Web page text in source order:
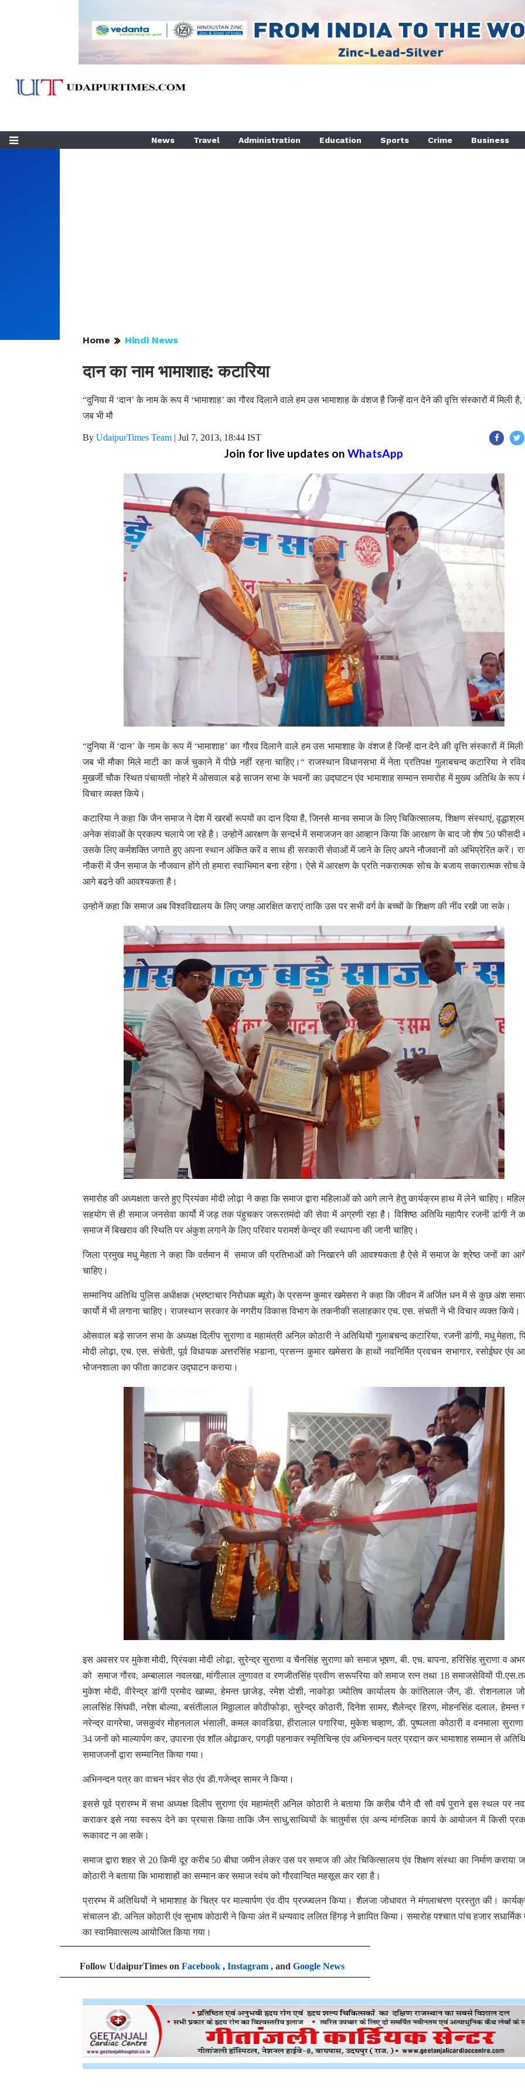
News Travel Administration Education Sports Crime Business
Home Hindi News
दान का नाम भामाशाह: कटारिया
“दुनिया में ‘दान’ के नाम के रूप में ‘भामाशाह’ का गौरव दिलाने वाले हम उस भामाशाह के वंशज है जिन्हें दान देने की वृत्ति संस्कारों में मिली है,
जब भी मौ
By UdaipurTimes Team | Jul 7, 2013, 18:44 IST
Join for live updates on WhatsApp
“दुनिया में ‘दान’ के नाम के रूप में ‘भामाशाह’ का गौरव दिलाने वाले हम उस भामाशाह के वंशज है जिन्हें दान देने की वृत्ति संस्कारों में
जब भी मौका मिले माटी का कर्ज चुकाने में पीछे नहीं रहना चाहिए।“ राजस्थान विधानसभा में नेता प्रतिपक्ष गुलाबचन्द कटारिया ने
मुखर्जी चौक स्थित पंचायती नोहरे में ओसवाल बड़े साजन सभा के भवनों का उद्घाटन एंव भामाशाह सम्मान समारोह में मुख्य अतिथि के रूप
विचार व्यक्त किये।
कटारिया ने कहा कि जैन समाज ने देश में खरबों रूपयों का दान दिया है, जिनसे मानव समाज के लिए चिकित्सालय, शिक्षण संस्थाएं,
अनेक संवाओं के प्रकल्प चलाये जा रहे है। उन्होनें आरक्षण के सन्दर्भ में समाजजन का आव्हान किया कि आरक्षण के बाद जो शेष 50 फीसदी
उसके लिए कर्मशक्ति जगाते हुए अपना स्थान अंकित करें व साथ ही सरकारी सेवाओं में जाने के लिए अपने नौजवानों को अभिप्रेरित करें।
नौकरी में जैन समाज के नौजवान होंगे तो हमारा स्वाभिमान बना रहेगा। ऐसे में आरक्षण के प्रति नकरात्मक सोच के बजाय सकारात्मक सोच
आगे बढऩे की आवश्यकता है।
उन्होनें कहा कि समाज अब विश्वविद्यालय के लिए जगह आरक्षित कराएं ताकि उस पर सभी वर्ग के बच्चों के शिक्षण की नींव रखी जा सके।
समारोह की अध्यक्षता करते हुए प्रियंका मोदी लोढ़ा ने कहा कि समाज द्वारा महिलाओं को आगे लाने हेतु कार्यक्रम हाथ में लेने चाहिए।
सहयोग से ही समाज जनसेवा कार्यो में जड़ तक पंहुचकर जरूरतमंदो की सेवा में अग्रणी रहा है। विशिष्ठ अतिथि महापैार रजनी डांगी ने
समाज में बिखराव की स्थिति पर अंकुश लगाने के लिए परिवार परामर्श केन्द्र की स्थापना की जानी चाहिए।
जिला प्रमुख मधु मेहता ने कहा कि वर्तमान में समाज की प्रतिभाओं को निखारने की आवश्यकता है ऐसे में समाज के श्रेष्ठ जनों का
चाहिए।
सम्मानिय अतिथि पुलिस अधीक्षक (भ्रष्टाचार निरोधक ब्यूरो) के प्रसन्न कुमार खमेसरा ने कहा कि जीवन में अर्जित धन में से कुछ अंश
कार्यो में भी लगाना चाहिए। राजस्थान सरकार के नगरीय विकास विभाग के तकनीकी सलाहकार एच. एस. संचती ने भी विचार व्यक्त किये।
ओसवाल बड़े साजन सभा के अध्यक्ष दिलीप सुराणा व महामंत्री अनिल कोठारी ने अतिथियों गुलाबचन्द कटारिया, रजनी डांगी, मधु मेहता,
मोदी लोढ़ा, एच. एस. संचेती, पूर्व विधायक अत्तरसिंह भडाना, प्रसन्न कुमार खमेसरा के हाथों नवनिर्मित प्रवचन सभागार, रसोईघर एंव
भोजनशाला का फीता काटकर उद्घाटन कराया।
इस अवसर पर मुकेश मोदी, प्रिंयका मोदी लोढ़ा, सुरेन्द्र सुराणा व चैनसिंह सुराणा को समाज भूषण, बी. एच. बापना, हरिसिंह सुराणा व
को समाज गौरव, अम्बालाल नवलखा, मांगीलाल लुणावत व रणजीतसिंह प्रवीण सरूपरिया को समाज रत्न तथा 18 समाजसेवियों
मुकेश मोदी, वीरेन्द्र डांगी प्रमोद खाब्या, हेमन्त छाजेड़, रमेश दोशी, नाकोड़ा ज्योतिष कार्यालय के कांतिलाल जैन, डॅा. रोशनलाल
लालसिंह सिंघवी, नरेश बोल्या, बसंतीलाल मिठ्ठालाल कोठीफोड़ा, सुरेन्द्र कोठारी, दिनेश सामर, शैलेन्द्र हिरण, मोहनसिंह दलाल, हेमन्त
नरेन्द्र वागरेचा, जसकुवंर मोहनलाल भंसाली, कमल कावडिय़ा, हीरालाल पगारिया, मुकेश चव्हाण, डॅा. पुष्पलता कोठारी व वनमाला
34 जनों को माल्यार्पण कर, उपारना एंव शॉल ओढ़ाकर, पगड़ी पहनाकर स्मृतिचिन्ह एंव अभिनन्दन पत्र प्रदान कर भामाशाह सम्मान से
समाजजनों द्वारा सम्मानित किया गया।
अभिनन्दन पत्र का वाचन भंवर सेठ एंव डॅा.गजेन्द्र सामर ने किया।
इससे पूर्व प्रारम्भ में सभा अध्यक्ष दिलीप सुराणा एंव महामंत्री अनिल कोठारी ने बताया कि करीब पौने दौ सौ वर्ष पुराने इस स्थल पर
कराकर इसे नया स्वरूप देने का प्रयास किया ताकि जैन साधु,साध्वियों के चातुर्मास एंव अन्य मांगलिक कार्य के आयोजन में किसी
रूकावट न आ सके।
समाज द्वारा शहर से 20 किमी दूर करीब 50 बीघा जमीन लेकर उस पर समाज की ओर चिकित्सालय एंव शिक्षण संस्था का निर्माण कराया
कोठारी ने बताया कि भामाशाहों का सम्मान कर समाज स्वंय को गौरवान्वित महसूस कर रहा है।
प्रारम्भ में अतिथियों ने भामाशाह के चित्र पर माल्यार्पण एंव दीप प्रज्ज्वलन किया। शैलजा जोधावत ने मंगलाचरण प्रस्तुत की।
संचालन डॅा. अनिल कोठारी एंव सुभाष कोठारी ने किया अंत में धन्यवाद ललित हिंगड़ ने ज्ञापित किया। समारोह पश्चात पांच हजार
का स्वामिवात्सल्य आयोजित किया गया।
Follow UdaipurTimes on Facebook , Instagram , and Google News